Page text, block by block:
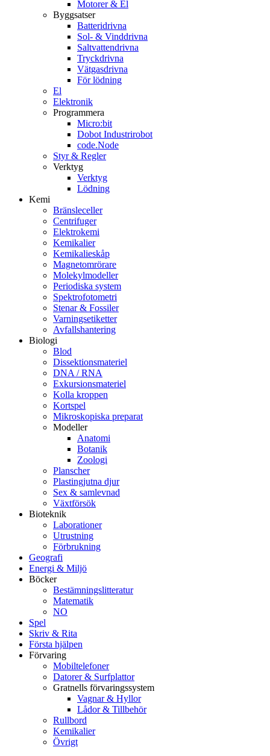
Motorer & El
Byggsatser
Batteridrivna
Sol- & Vinddrivna
Saltvattendrivna
Tryckdrivna
Vätgasdrivna
För lödning
El
Elektronik
Programmera
Micro:bit
Dobot Industrirobot
code.Node
Styr & Regler
Verktyg
Verktyg
Lödning
Kemi
Bränsleceller
Centrifuger
Elektrokemi
Kemikalier
Kemikalieskåp
Magnetomrörare
Molekylmodeller
Periodiska system
Spektrofotometri
Stenar & Fossiler
Varningsetiketter
Avfallshantering
Biologi
Blod
Dissektionsmateriel
DNA / RNA
Exkursionsmateriel
Kolla kroppen
Kortspel
Mikroskopiska preparat
Modeller
Anatomi
Botanik
Zoologi
Planscher
Plastingjutna djur
Sex & samlevnad
Växtförsök
Bioteknik
Laborationer
Utrustning
Förbrukning
Geografi
Energi & Miljö
Böcker
Bestämningslitteratur
Matematik
NO
Spel
Skriv & Rita
Första hjälpen
Förvaring
Mobiltelefoner
Datorer & Surfplattor
Gratnells förvaringssystem
Vagnar & Hyllor
Lådor & Tillbehör
Rullbord
Kemikalier
Övrigt